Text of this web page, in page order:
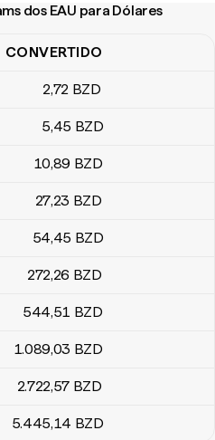
dos EAU para Dólares
dos EAU para Dólares
CONVERTIDO
2,72 BZD
5,45 BZD
10,89 BZD
27,23 BZD
54,45 BZD
272,26 BZD
544,51 BZD
1.089,03 BZD
2.722,57 BZD
5.445,14 BZD